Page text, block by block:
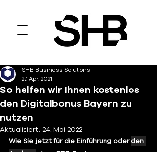
So helfen wir Ihnen kostenlos
den Digitalbonus Bayern zu
nutzen
SHB Business Solutions
27. Apr. 2021
Aktualisiert: 24. Mai 2022
Wie Sie jetzt für die Einführung oder den